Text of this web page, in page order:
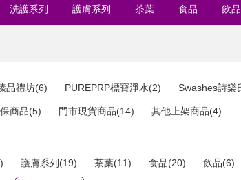
洗護系列 護膚系列 茶葉 食品 飲品
品禮坊(6) PUREPRP標寶淨水(2) Swashes詩樂
商品(5) 門市現貨商品(14) 其他上架商品(4)
護膚系列(19) 茶葉(11) 食品(20) 飲品(6)